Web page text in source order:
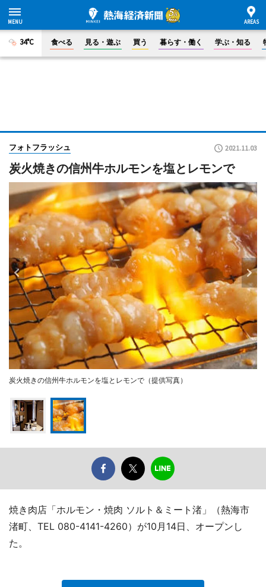
34°C 食べる 見る・遊ぶ 買う 暮らす・働く 学ぶ・知る
フォトフラッシュ 2021.11.03
炭火焼きの信州牛ホルモンを塩とレモンで
炭火焼きの信州牛ホルモンを塩とレモンで（提供写真）
焼き肉店「ホルモン・焼肉 ソルト＆ミート渚」（熱海市
渚町、TEL 080-4141-4260）が10月14日、オープンし
た。